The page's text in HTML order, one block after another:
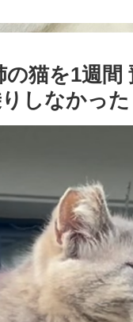
猫を1週間
しなかった